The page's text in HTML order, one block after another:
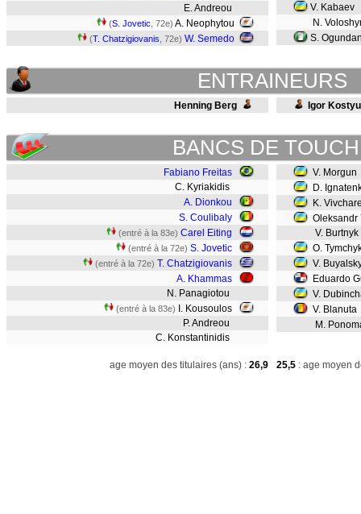
E. Andreou
(S. Jovetic , 72e) A. Neophytou
(T. Chatzigiovanis , 72e) W. Semedo
V. Kabaev
N.
S.
ENTRAINEURS
Henning Berg Igor
BANCS DE
Fabiano Freitas
C. Kyriakidis
A. Dionkou
S. Coulibaly
(entré à la 83e) Carel Eiting
(entré à la 72e) S. Jovetic
(entré à la 72e) T. Chatzigiovanis
A. Khammas
N. Panagiotou
(entré à la 83e)
I. Kousoulos
P. Andreou
C. Konstantinidis
V. Morgun
D.
K.
Oleksandr
V. Burtnyk
O.
V.
Eduardo
V.
V. Blanuta
M.
age moyen des titulaires (ans) : 26,9 25,5 : age moyen